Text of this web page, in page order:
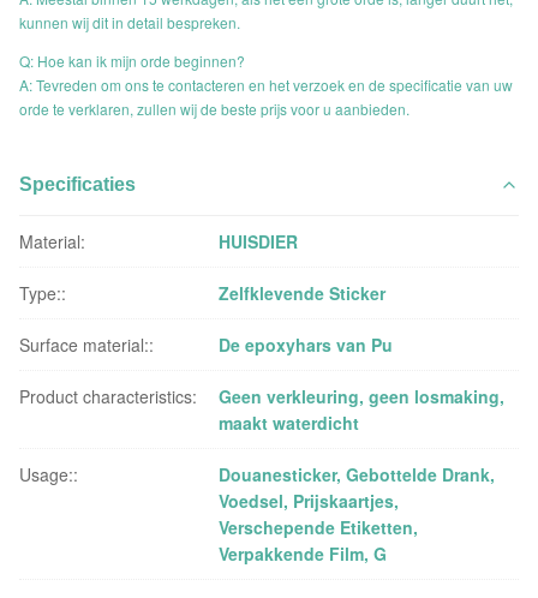
kunnen wij dit in detail bespreken.
Q: Hoe kan ik mijn orde beginnen?
A: Tevreden om ons te contacteren en het verzoek en de specificatie van uw
orde te verklaren, zullen wij de beste prijs voor u aanbieden.
Specificaties
Material: HUISDIER
Type:: Zelfklevende Sticker
Surface material:: De epoxyhars van Pu
Product characteristics:
Geen verkleuring, geen losmaking,
maakt waterdicht
Usage::
Douanesticker, Gebottelde Drank,
Voedsel, Prijskaartjes,
Verschepende Etiketten,
Verpakkende Film, G